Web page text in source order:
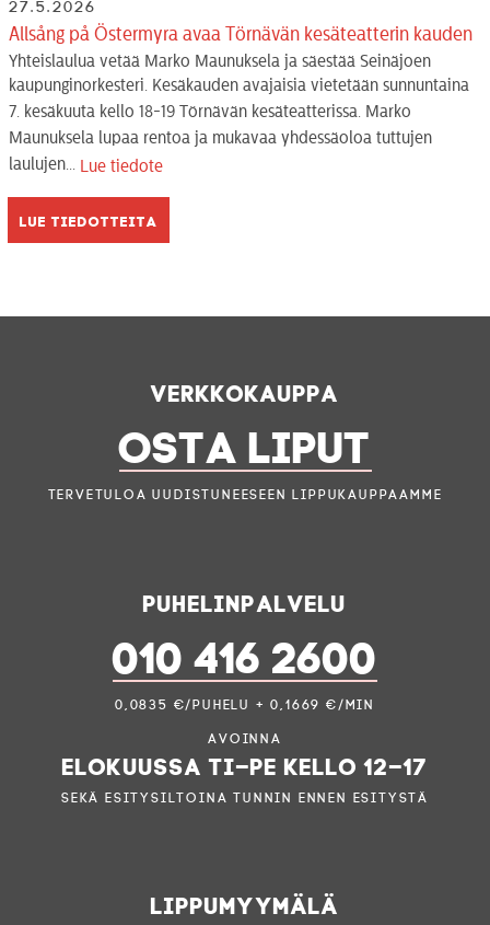
27.5.2026
Allsång på Östermyra avaa Törnävän kesäteatterin kauden
Yhteislaulua vetää Marko Maunuksela ja säestää Seinäjoen
kaupunginorkesteri. Kesäkauden avajaisia vietetään sunnuntaina
7. kesäkuuta kello 18-19 Törnävän kesäteatterissa. Marko
Maunuksela lupaa rentoa ja mukavaa yhdessäoloa tuttujen
laulujen...
Lue tiedote
Lue tiedotteita
Verkkokauppa
OSTA LIPUT
Tervetuloa uudistuneeseen lippukauppaamme
Puhelinpalvelu
010 416 2600
0,0835 €/puhelu + 0,1669 €/min
Avoinna
elokuussa ti–pe kello 12–17
sekä esitysiltoina tunnin ennen esitystä
Lippumyymälä